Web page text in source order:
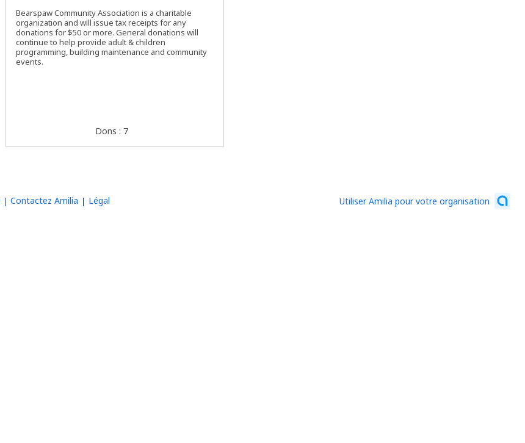
Bearspaw Community Association is a charitable
organization and will issue tax receipts for any
donations for $50 or more. General donations will
continue to help provide adult & children
programming, building maintenance and community
events.
Dons : 7
Contactez Amilia Légal Utiliser Amilia pour votre organisation